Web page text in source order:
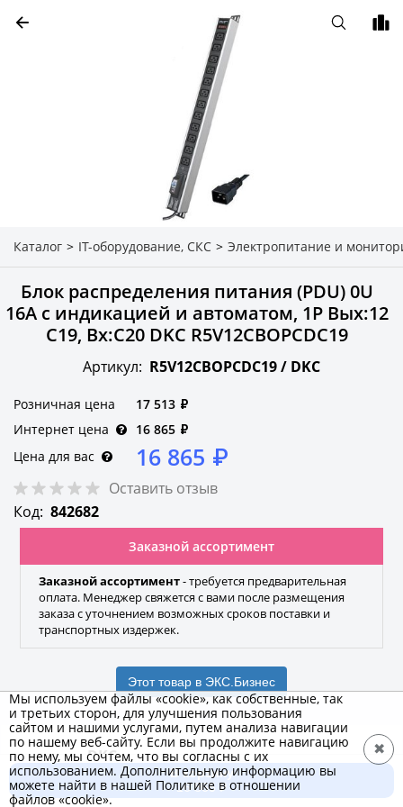
Каталог > IT-оборудование, СКС > Электропитание и
Блок распределения питания (PDU) 0U
16A с индикацией и автоматом, 1P Вых:12
C19, Вх:С20 DKC R5V12CBOPCDC19
Артикул: R5V12CBOPCDC19 / DKC
Розничная цена 17 513 ₽
Интернет цена
16 865 ₽
Цена для вас
16 865 ₽
Оставить отзыв
Код: 842682
Заказной ассортимент
Заказной ассортимент- требуется предварительная
оплата. Менеджер свяжется с вами после размещения
заказа с уточнением возможных сроков поставки и
транспортных издержек.
Этот товар в ЭКС.Бизнес
DKC
Бренд
В корзину
16 865 ₽
Мы используем файлы «cookie», как собственные, так
и третьих сторон, для улучшения пользования
сайтом и нашими услугами, путем анализа навигации
по нашему веб-сайту. Если вы продолжите навигацию
по нему, мы сочтем, что вы согласны с их
использованием. Дополнительную информацию вы
можете найти в нашей Политике в отношении
файлов «cookie».
✖